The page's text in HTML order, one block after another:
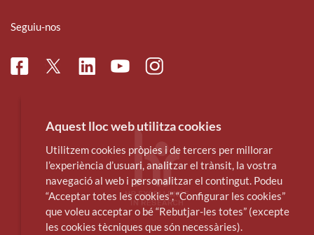
Seguiu-nos
FacebookTwitterLinkedinYoutubeInstagram
Aquest lloc web utilitza cookies
Utilitzem cookies pròpies i de tercers per millorar
l’experiència d’usuari, analitzar el trànsit, la vostra
navegació al web i personalitzar el contingut. Podeu
“Acceptar totes les cookies”, “Configurar les cookies”
que voleu acceptar o bé “Rebutjar-les totes” (excepte
les cookies tècniques que són necessàries).